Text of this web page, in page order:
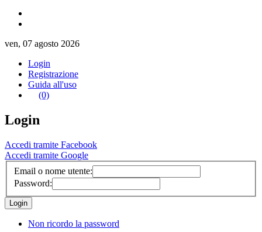
ven, 07 agosto 2026
Login
Registrazione
Guida all'uso
(0)
Login
Accedi tramite Facebook
Accedi tramite Google
Email o nome utente:
Password:
Non ricordo la password